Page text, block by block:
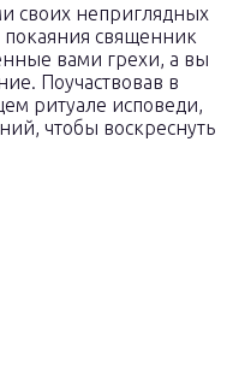
своих неприглядных
покаяния священник
вами грехи, а вы
Поучаствовав в
ритуале исповеди,
чтобы воскреснуть